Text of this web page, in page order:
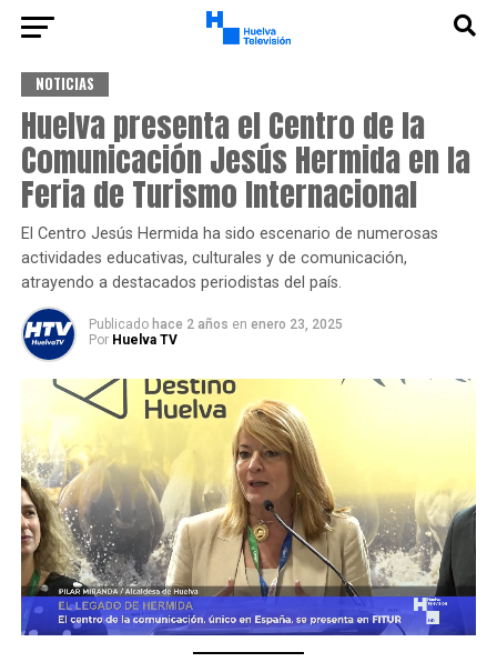
NOTICIAS
Huelva presenta el Centro de la
Comunicación Jesús Hermida en la
Feria de Turismo Internacional
El Centro Jesús Hermida ha sido escenario de numerosas
actividades educativas, culturales y de comunicación,
atrayendo a destacados periodistas del país.
Publicado hace 2 años en enero 23, 2025
Por Huelva TV